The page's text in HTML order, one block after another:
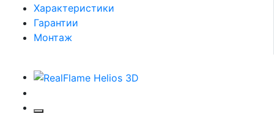
Характеристики
Гарантии
Монтаж